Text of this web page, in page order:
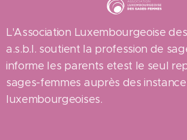
L'Association Luxembourgeoise
a.s.b.l. soutient la profession de
informe les parents etest le seul
sages-femmes auprès des
luxembourgeoises.